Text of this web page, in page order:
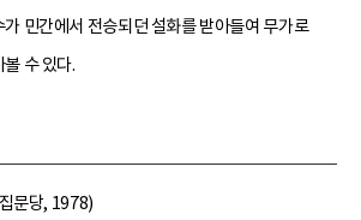
민간에서 전승되던 설화를 받아들여 무가로
수 있다.
문당, 1978)